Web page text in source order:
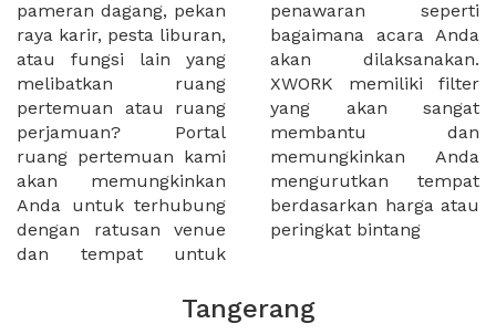
pameran dagang, pekan
raya karir, pesta liburan,
atau fungsi lain yang
melibatkan ruang
pertemuan atau ruang
perjamuan? Portal
ruang pertemuan kami
akan memungkinkan
Anda untuk terhubung
dengan ratusan venue
dan tempat untuk
penawaran seperti
bagaimana acara Anda
akan dilaksanakan.
XWORK memiliki filter
yang akan sangat
membantu dan
memungkinkan Anda
mengurutkan tempat
berdasarkan harga atau
peringkat bintang
Tangerang